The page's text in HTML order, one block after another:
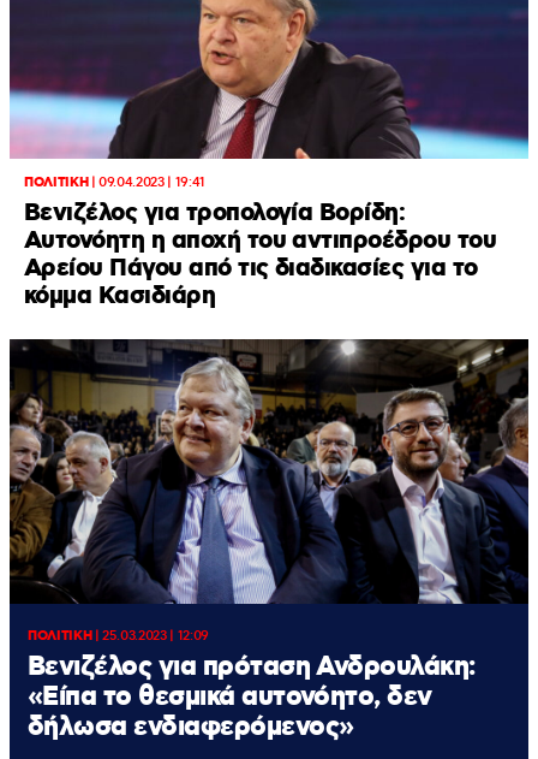
ΠΟΛΙΤΙΚΗ|09.04.2023 | 19:41
Βενιζέλος για τροπολογία Βορίδη:
Αυτονόητη η αποχή του αντιπροέδρου του
Αρείου Πάγου από τις διαδικασίες για το
κόμμα Κασιδιάρη
ΠΟΛΙΤΙΚΗ|25.03.2023 | 12:09
Βενιζέλος για πρόταση Ανδρουλάκη:
«Είπα το θεσμικά αυτονόητο, δεν
δήλωσα ενδιαφερόμενος»